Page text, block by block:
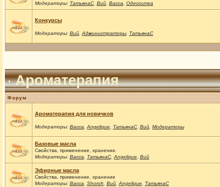
Модераторы: ТатьянаС, Вий, Васса Одесситка
Конкурсы
Модераторы: Вий, Администраторы, ТатьянаС
Ароматерапия
Форум
Ароматерапия для новичков
Модераторы: Васса Angelique, ТатьянаС, Вий, Модераторы
Базовые масла
Свойства, применение, хранение.
Модераторы: Васса ТатьянаС, Angelique, Вий
Эфирные масла
Свойства, применение, хранение
Модераторы: Васса Shoroh Вий, Angelique, ТатьянаС